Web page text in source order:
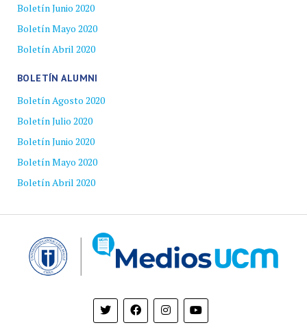
Boletín Junio 2020
Boletín Mayo 2020
Boletín Abril 2020
BOLETÍN ALUMNI
Boletín Agosto 2020
Boletín Julio 2020
Boletín Junio 2020
Boletín Mayo 2020
Boletín Abril 2020